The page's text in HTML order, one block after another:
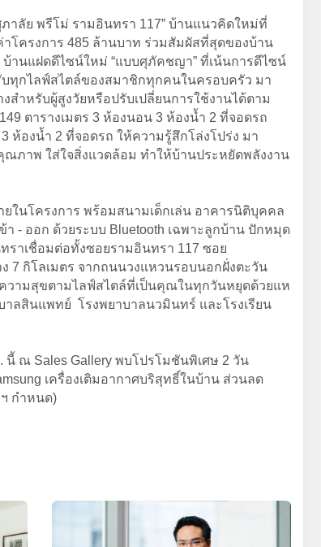
าลัย พรีโม่ รามอินทรา 117” บ้านแนวคิดใหม่ที่
โครงการ 485 ล้านบาท ร่วมสัมผัสที่สุดของบ้าน
านแฝดดีไซน์ใหม่ “แบบศุภัคชญา” ที่เน้นการดีไซน์
บทุกไลฟ์สไตล์ของสมาชิกทุกคนในครอบครัว มา
ำหรับผู้สูงวัยหรือปรับเปลี่ยนการใช้งานได้ตาม
ตารางเมตร 3 ห้องนอน 3 ห้องน้ำ 2 ที่จอดรถ
ห้องน้ำ 2 ที่จอดรถ ให้ความรู้สึกโล่งโปร่ง มา
ภาพ ใส่ใจสิ่งแวดล้อม ทำให้บ้านประหยัดพลังงาน
ในโครงการ พร้อมสนามเด็กเล่น อาคารนิติบุคคล
- ออก ด้วยระบบ Bluetooth เฉพาะลูกบ้าน ปักหมุด
ราเชื่อมต่อทั้งซอยรามอินทรา 117 ซอย
7 กิโลเมตร จากถนนวงแหวนรอบนอกฝั่งตะวัน
วามสุขตามไลฟ์สไตล์ที่เป็นคุณในทุกวันหยุดด้วยแห
ลสินแพทย์ โรงพยาบาลนวมินทร์ และโรงเรียน
ณ Sales Gallery พบโปรโมชันพิเศษ 2 วัน
เครื่องเติมอากาศบริสุทธิ์ในบ้าน ส่วนลด
กำหนด)